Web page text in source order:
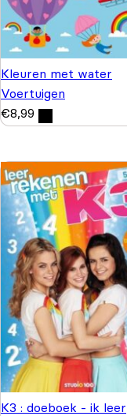
Kleuren met water
Voertuigen
€8,99
K3 : doeboek - ik leer